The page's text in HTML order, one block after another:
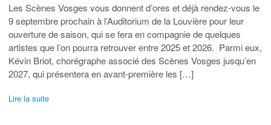
Les Scènes Vosges vous donnent d’ores et déjà rendez-vous le
9 septembre prochain à l’Auditorium de la Louvière pour leur
ouverture de saison, qui se fera en compagnie de quelques
artistes que l’on pourra retrouver entre 2025 et 2026. Parmi eux,
Kévin Briot, chorégraphe associé des Scènes Vosges jusqu’en
2027, qui présentera en avant-première les […]
Lire la suite